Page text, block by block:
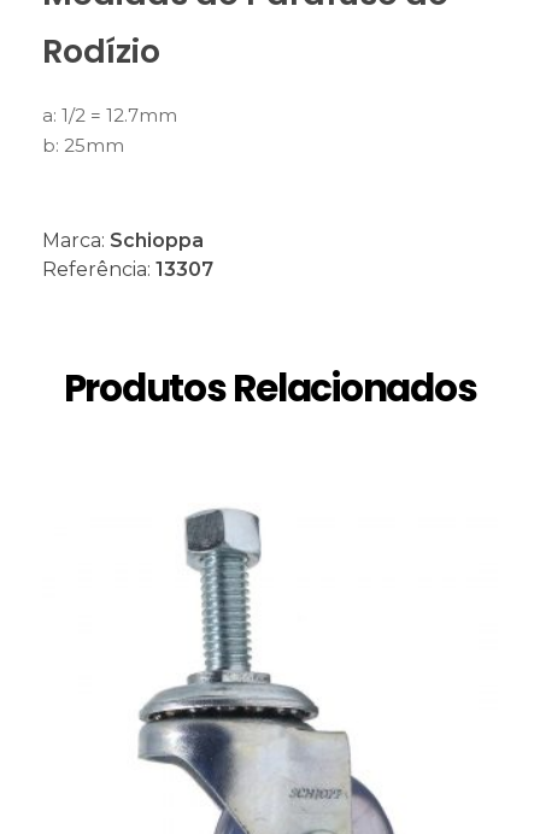
Rodízio
a: 1/2 = 12.7mm
b: 25mm
Marca: Schioppa
Referência: 13307
Produtos Relacionados